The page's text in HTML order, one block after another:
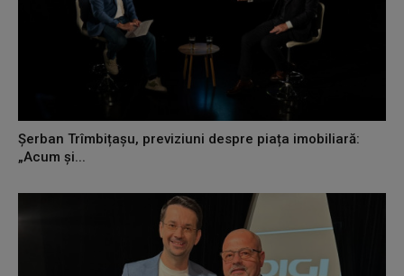
Șerban Trîmbițașu, previziuni despre piața imobiliară:
„Acum și...